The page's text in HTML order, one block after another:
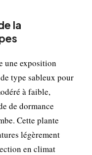
la
une exposition
type sableux pour
à faible,
de dormance
Cette plante
légèrement
en climat